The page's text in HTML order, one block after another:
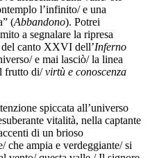
l’infinito/ e una
(Abbandono). Potrei
a segnalare la ripresa
canto XXVI dell’Inferno
e mai lasciò/ la linea
frutto di/virtù e conoscenza
spiccata all’universo
vitalità, nella captante
di un brioso
che ampia e verdeggiante/ si